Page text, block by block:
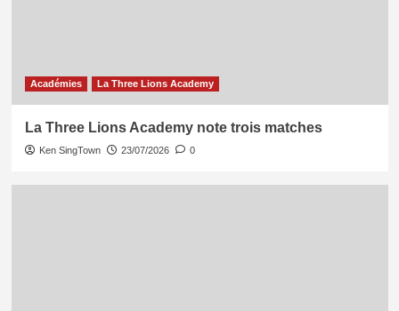
Académies La Three Lions Academy
La Three Lions Academy note trois matches
Ken SingTown 23/07/2026 0